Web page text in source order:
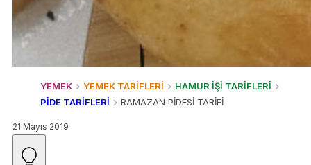
YEMEK YEMEK TARİFLERİ
HAMUR İŞİ TARİFLERİ
PİDE TARİFLERİ
RAMAZAN PİDESİ TARİFİ
21 Mayıs 2019